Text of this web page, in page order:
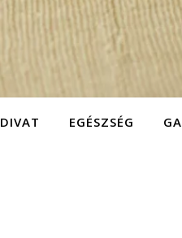
DIVAT EGÉSZSÉG